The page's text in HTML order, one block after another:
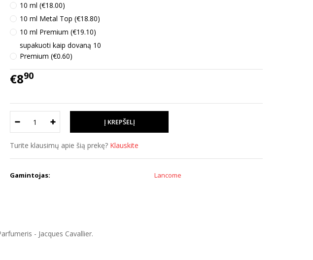
10 ml (€18.00)
10 ml Metal Top (€18.80)
10 ml Premium (€19.10)
supakuoti kaip dovaną 10
Premium (€0.60)
€890
Turite klausimų apie šią prekę? Klauskite
Gamintojas: Lancome
- Jacques Cavallier.